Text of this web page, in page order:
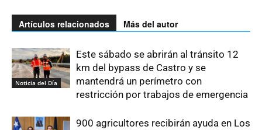
Artículos relacionados Más del autor
Noticia del Día
Este sábado se abrirán al tránsito 12
km del bypass de Castro y se
mantendrá un perímetro con
restricción por trabajos de emergencia
900 agricultores recibirán ayuda en Los